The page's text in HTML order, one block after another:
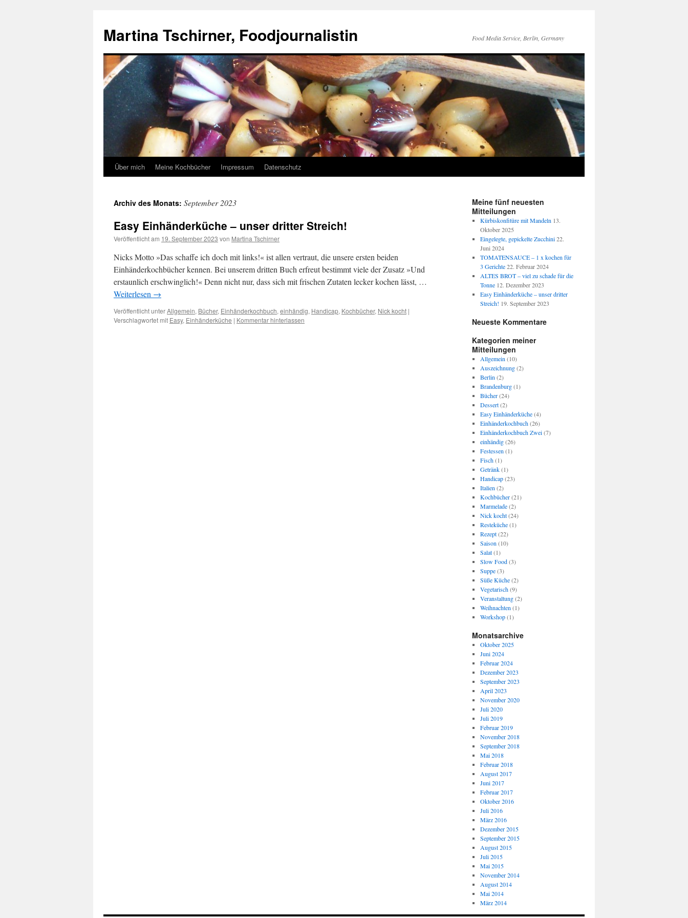
springen
Martina Tschirner, Foodjournalistin Food Media Service, Berlin, Germany
Über mich Meine Kochbücher Impressum Datenschutz
Archiv des Monats: September 2023
Easy Einhänderküche – unser dritter Streich!
Veröffentlicht am 19. September 2023 von Martina Tschirner
Nicks Motto »Das schaffe ich doch mit links!« ist allen vertraut, die unsere ersten beiden
Einhänderkochbücher kennen. Bei unserem dritten Buch erfreut bestimmt viele der Zusatz »Und
erstaunlich erschwinglich!« Denn nicht nur, dass sich mit frischen Zutaten lecker kochen lässt, …
Weiterlesen →
Veröffentlicht unterAllgemein, Bücher, Einhänderkochbuch, einhändig, Handicap, Kochbücher, Nick kocht |
Verschlagwortet mit Easy, Einhänderküche | Kommentar hinterlassen
Meine fünf neuesten
Mitteilungen
Kürbiskonfitüre mit Mandeln 13.
Oktober 2025
Eingelegte, gepickelte Zucchini 22.
Juni 2024
TOMATENSAUCE – 1 x kochen für
3 Gerichte 22. Februar 2024
ALTES BROT – viel zu schade für die
Tonne 12. Dezember 2023
Easy Einhänderküche – unser dritter
Streich! 19. September 2023
Neueste Kommentare
Kategorien meiner
Mitteilungen
Allgemein (10)
Auszeichnung(2)
Berlin (2)
Brandenburg(1)
Bücher(24)
Dessert(2)
Easy Einhänderküche(4)
Einhänderkochbuch(26)
Einhänderkochbuch Zwei(7)
einhändig(26)
Festessen (1)
Fisch(1)
Getränk(1)
Handicap(23)
Italien (2)
Kochbücher(21)
Marmelade(2)
Nick kocht(24)
Resteküche(1)
Rezept(22)
Saison (10)
Salat(1)
Slow Food(3)
Suppe(3)
Süße Küche(2)
Vegetarisch(9)
Veranstaltung(2)
Weihnachten (1)
Workshop(1)
Monatsarchive
Oktober 2025
Juni 2024
Februar 2024
Dezember 2023
September 2023
April 2023
November 2020
Juli 2020
Juli 2019
Februar 2019
November 2018
September 2018
Mai 2018
Februar 2018
August 2017
Juni 2017
Februar 2017
Oktober 2016
Juli 2016
März 2016
Dezember 2015
September 2015
August 2015
Juli 2015
Mai 2015
November 2014
August 2014
Mai 2014
März 2014